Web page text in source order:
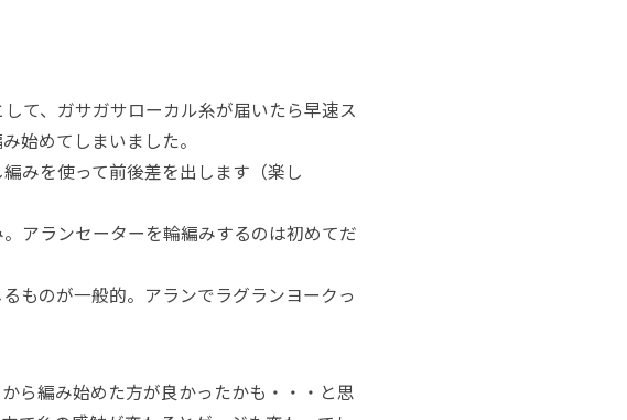
て、ガサガサローカル糸が届いたら早速ス
始めてしまいました。
みを使って前後差を出します（楽し
アランセーターを輪編みするのは初めてだ
ものが一般的。アランでラグランヨークっ
ら編み始めた方が良かったかも・・・と思